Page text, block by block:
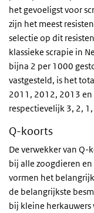
het gevoeligst voor
zijn het meest
selectie op dit
klassieke scrapie in
bijna 2 per 1000
vastgesteld, is het
2011, 2012, 2013
respectievelijk 3, 2,
Q-koorts
De verwekker van Q-
bij alle zoogdieren
vormen het
de belangrijkste
bij kleine